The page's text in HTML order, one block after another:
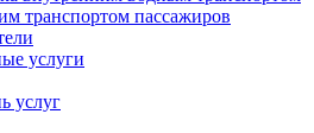
транспортом пассажиров
услуги
услуг